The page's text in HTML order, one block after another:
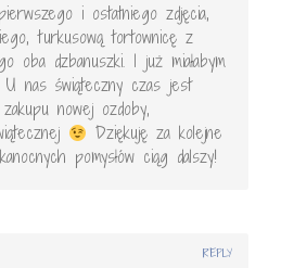
i ostatniego zdjęcia,
turkusową tortownicę z
oba dzbanuszki. I już miałabym
U nas świąteczny czas jest
nowej ozdoby,
Dziękuję za kolejne
pomysłów ciąg dalszy!
REPLY